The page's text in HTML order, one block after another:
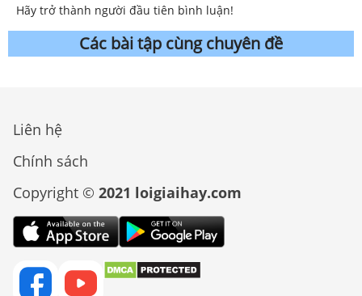
Hãy trở thành người đầu tiên bình luận!
Các bài tập cùng chuyên đề
Liên hệ
Chính sách
Copyright © 2021 loigiaihay.com